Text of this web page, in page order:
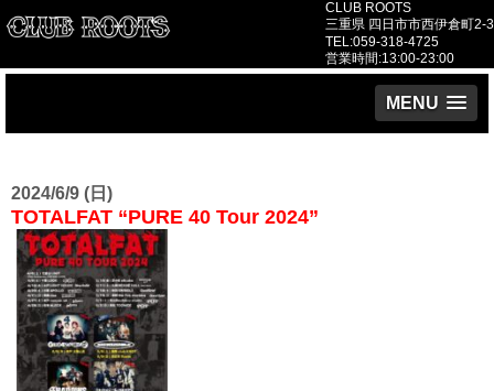
CLUB ROOTS
三重県 四日市市西伊倉町2-3
TEL:059-318-4725
営業時間:13:00-23:00
MENU
2024/6/9 (日)
TOTALFAT “PURE 40 Tour 2024”